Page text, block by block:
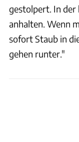
gestolpert. In der
anhalten. Wenn
sofort Staub in
gehen runter."